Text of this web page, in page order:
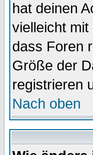
hat deinen
vielleicht
dass Foren
Größe der
registrieren
Nach oben